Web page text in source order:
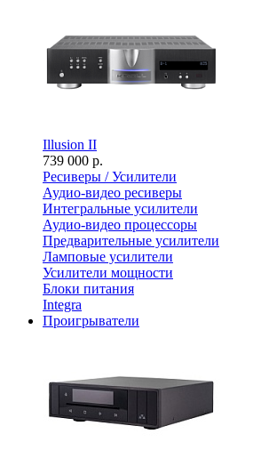
Illusion II
739 000 р.
Ресиверы / Усилители
Аудио-видео ресиверы
Интегральные усилители
Аудио-видео процессоры
Предварительные усилители
Ламповые усилители
Усилители мощности
Блоки питания
Integra
Проигрыватели